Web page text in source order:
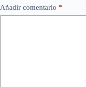
Añadir comentario *